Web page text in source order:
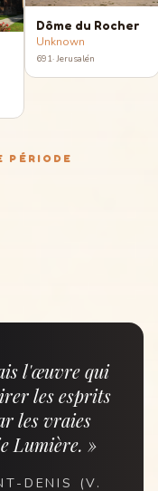
Dôme du Rocher
Unknown
691·Jerusalén
PÉRIODE
l'œuvre qui
les esprits
les vraies
Lumière. »
DENIS (V.